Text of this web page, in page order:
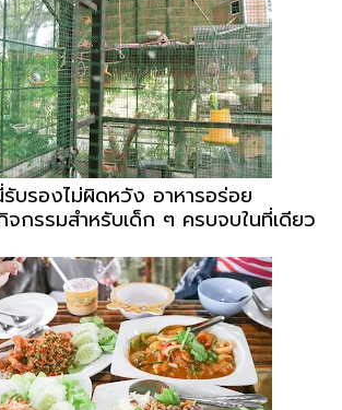
รับรองไม่ผิดหวัง อาหารอร่อย
กรรมสำหรับเด็ก ๆ ครบจบในที่เดียว